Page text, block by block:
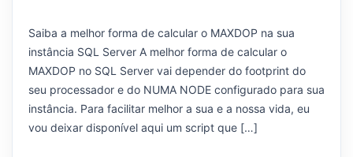
Saiba a melhor forma de calcular o MAXDOP na sua
instância SQL Server A melhor forma de calcular o
MAXDOP no SQL Server vai depender do footprint do
seu processador e do NUMA NODE configurado para sua
instância. Para facilitar melhor a sua e a nossa vida, eu
vou deixar disponível aqui um script que […]